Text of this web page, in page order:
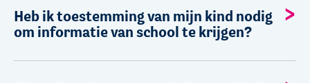
Heb ik toestemming van mijn kind nodig
om informatie van school te krijgen?